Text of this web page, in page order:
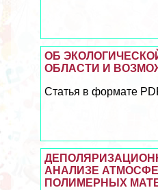
ОБ
ОБЛАСТИ И
Статья в формате
АНАЛИЗЕ
ПОЛИМЕРНЫХ